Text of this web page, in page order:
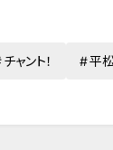
チャント！ 平